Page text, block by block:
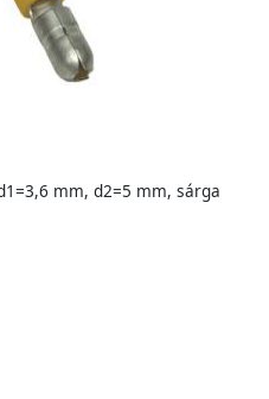
mm, d2=5 mm, sárga